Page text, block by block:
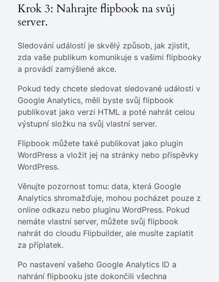
Krok 3: Nahrajte flipbook na svůj
server.
Sledování událostí je skvělý způsob, jak zjistit,
zda vaše publikum komunikuje s vašimi flipbooky
a provádí zamýšlené akce.
Pokud tedy chcete sledovat sledované události v
Google Analytics, měli byste svůj flipbook
publikovat jako verzi HTML a poté nahrát celou
výstupní složku na svůj vlastní server.
Flipbook můžete také publikovat jako plugin
WordPress a vložit jej na stránky nebo příspěvky
WordPress.
Věnujte pozornost tomu: data, která Google
Analytics shromažďuje, mohou pocházet pouze z
online odkazu nebo pluginu WordPress. Pokud
nemáte vlastní server, můžete svůj flipbook
nahrát do cloudu Flipbuilder, ale musíte zaplatit
za příplatek.
Po nastavení vašeho Google Analytics ID a
nahrání flipbooku jste dokončili všechna